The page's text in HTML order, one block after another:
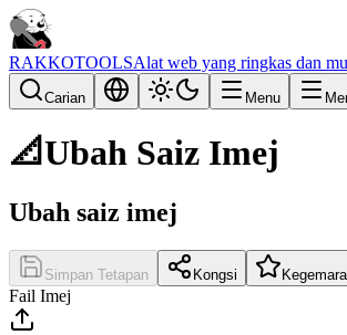
RAKKOTOOLSAlat web yang ringkas dan
Carian Menu
📐Ubah Saiz Imej
Ubah saiz imej
Simpan Tetapan Kongsi
Fail Imej